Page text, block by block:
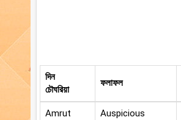
দিন
চৌঘরিয়া
ফলাফল
Amrut Auspicious